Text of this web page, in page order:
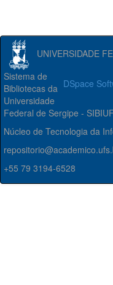
UNIVERSIDADE
DSpace
Sistema de
Bibliotecas da
Universidade
Federal de Sergipe -
Núcleo de Tecnologia da
+55 79 3194-6528